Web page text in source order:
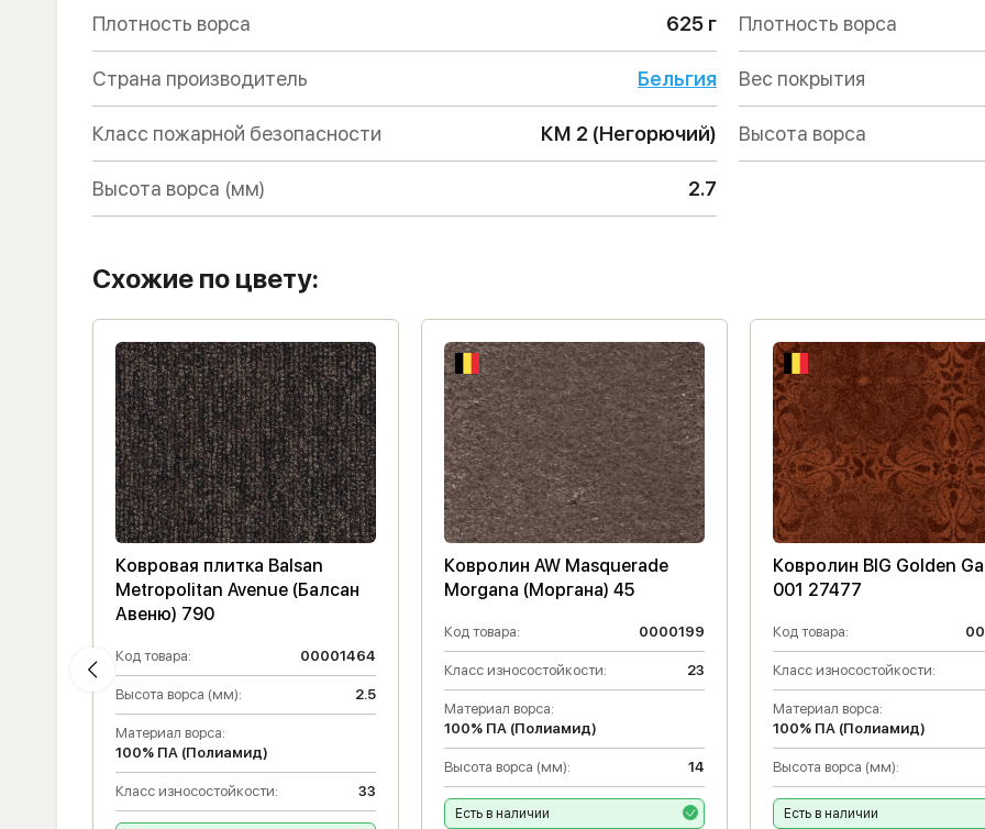
Плотность ворса 625 г Плотность ворса
Страна производитель Бельгия Вес покрытия
Класс пожарной безопасности КМ 2 (Негорючий) Высота ворса
Высота ворса (мм) 2.7
Схожие по цвету:
Ковровая плитка Balsan
Metropolitan Avenue (Балсан
Авеню) 790
Код товара: 00001464
Высота ворса (мм): 2.5
Материал ворса:
100% ПА (Полиамид)
Класс износостойкости: 33
Ковролин AW Masquerade
Morgana (Моргана) 45
Код товара: 0000199
Класс износостойкости: 23
Материал ворса:
100% ПА (Полиамид)
Высота ворса (мм): 14
Есть в наличии
Ковролин BIG Golden
001 27477
Код товара:
Класс износостойкости:
Материал ворса:
100% ПА (Полиамид)
Высота ворса (мм):
Есть в наличии